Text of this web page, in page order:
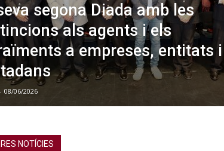
segona Diada amb les
als agents i els
a empreses, entitats i
08/06/2026
NOTÍCIES